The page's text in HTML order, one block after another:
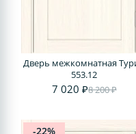
Дверь межкомнатная
553.12
7 020 ₽8 200 ₽
-22%